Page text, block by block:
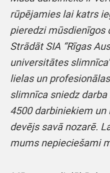
rūpējamies lai katrs
pieredzi mūsdienīgos
Strādāt SIA “Rīgas
universitātes
lielas un
slimnīca sniedz
4500 darbiniekiem
devējs savā nozarē.
mums nepieciešami